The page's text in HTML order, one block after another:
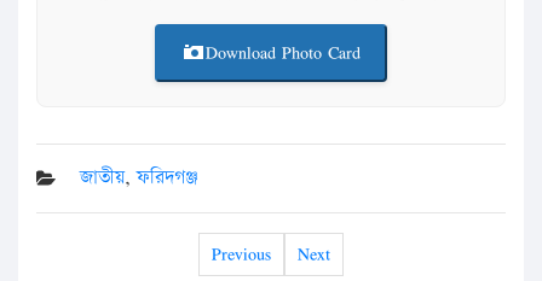
Download Photo Card
জাতীয়,ফরিদগঞ্জ
Previous Next